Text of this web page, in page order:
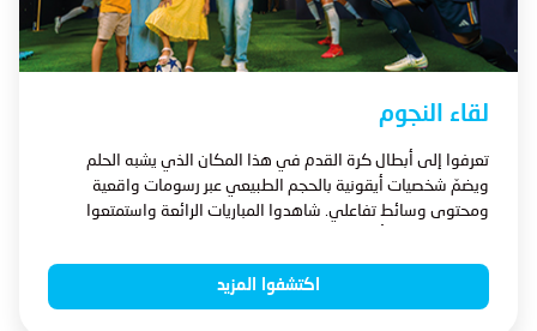
لقاء النجوم
تعرفوا إلى أبطال كرة القدم في هذا المكان الذي يشبه الحلم
ويضمّ شخصيات أيقونية بالحجم الطبيعي عبر رسومات واقعية
ومحتوى وسائط تفاعلي. شاهدوا المباريات الرائعة واستمتعوا
الأهداف والفرح.
اكتشفوا المزيد